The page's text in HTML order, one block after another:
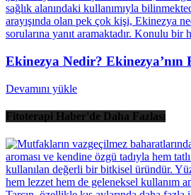
Ekinezya Nedir? Ekinezya’nın
Devamını yükle
Fitoterapi Haber'de Daha Fazlası